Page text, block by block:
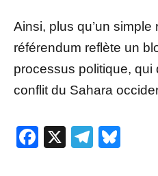
Ainsi, plus qu’un simple
référendum reflète un
processus politique,
conflit du Sahara
Facebook
X